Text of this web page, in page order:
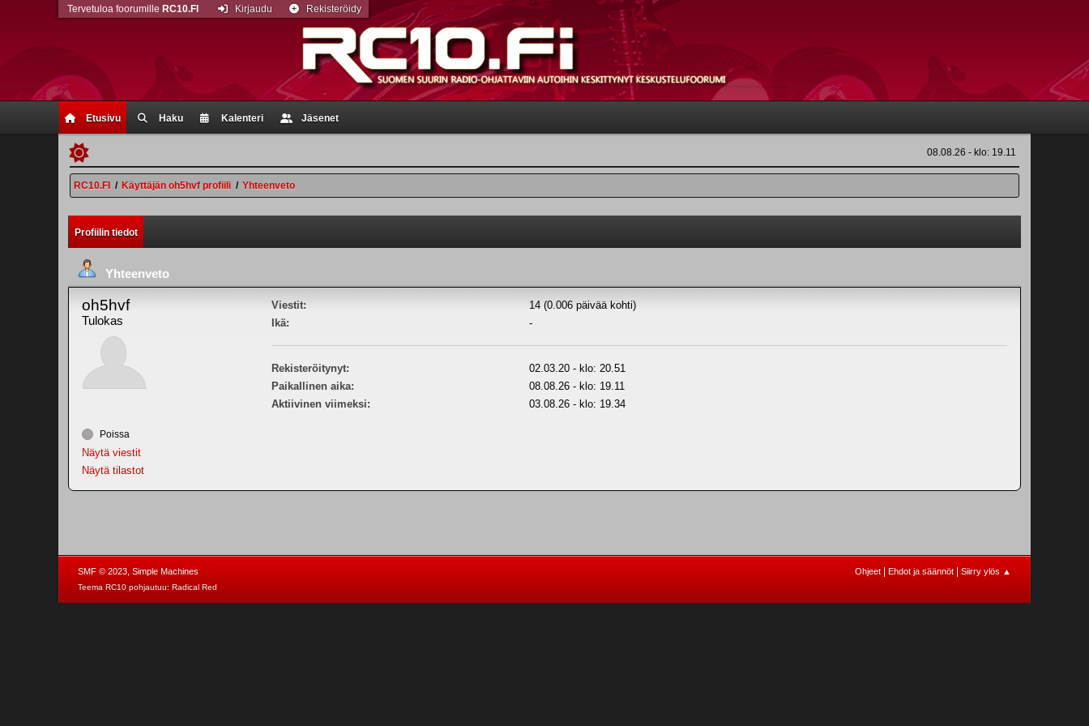
Etusivu Haku Kalenteri Jäsenet
Tervetuloa foorumille RC10.FI Kirjaudu Rekisteröidy
08.08.26 - klo: 19.11
RC10.FI / Käyttäjän oh5hvf profiili / Yhteenveto
Profiilin tiedot
Yhteenveto
oh5hvf
Tulokas
Poissa
Näytä viestit
Näytä tilastot
Viestit:
14 (0.006 päivää kohti)
Ikä:
-
Rekisteröitynyt:
02.03.20 - klo: 20.51
Paikallinen aika:
08.08.26 - klo: 19.11
Aktiivinen viimeksi:
03.08.26 - klo: 19.34
Ohjeet Ehdot ja säännöt Siirry ylös ▲
SMF © 2023, Simple Machines
Teema RC10 pohjautuu: Radical Red